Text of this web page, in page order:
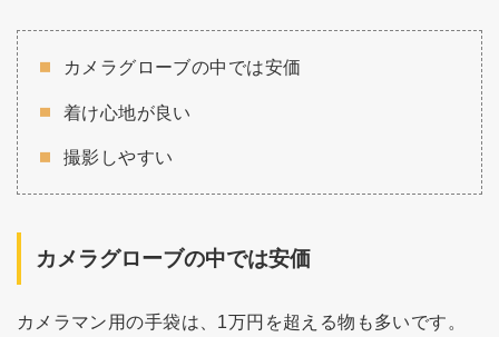
カメラグローブの中では安価
着け心地が良い
撮影しやすい
カメラグローブの中では安価
カメラマン用の手袋は、1万円を超える物も多いです。